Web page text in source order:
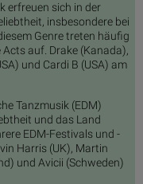
erfreuen sich in der
insbesondere bei
Genre treten häufig
auf. Drake (Kanada),
und Cardi B (USA) am
Tanzmusik (EDM)
und das Land
EDM-Festivals und -
Harris (UK), Martin
und Avicii (Schweden)